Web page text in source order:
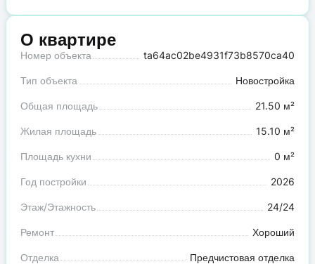
О квартире
Номер объекта ta64ac02be4931f73b8570ca40
Тип объекта Новостройка
Общая площадь 21.50 м²
Жилая площадь 15.10 м²
Площадь кухни 0 м²
Год постройки 2026
Этаж/Этажность 24/24
Ремонт Хороший
Отделка Предчистовая отделка